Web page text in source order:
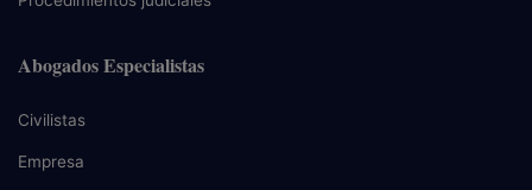
Abogados Especialistas
Civilistas
Empresa